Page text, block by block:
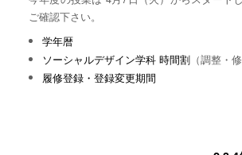
ご確認下さい。
学年暦
ソーシャルデザイン学科 時間割 （調整・
履修登録・登録変更期間